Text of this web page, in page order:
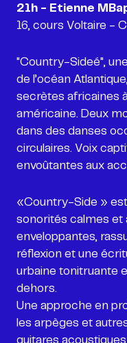
16, cours Voltaire -
"Country-Sideé",
de l’océan
secrètes africaines
américaine. Deux
dans des danses
circulaires. Voix
«Country-Side »
sonorités calmes et
enveloppantes,
réflexion et une
urbaine tonitruante
dehors.
Une approche en
les arpèges et
guitares